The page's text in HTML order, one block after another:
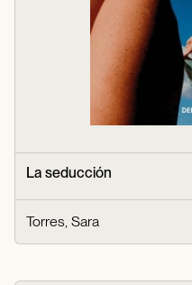
La seducción
Torres, Sara